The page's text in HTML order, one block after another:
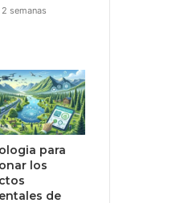
2 semanas
para
los
de